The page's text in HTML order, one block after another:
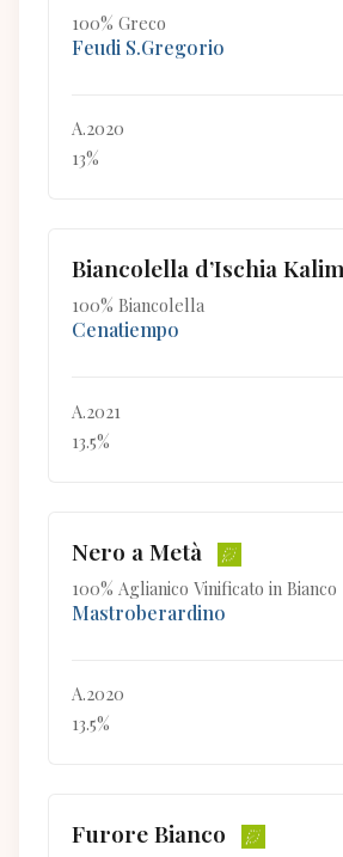
100% Greco
Feudi S.Gregorio
A.2020
13%
Biancolella d’Ischia
100% Biancolella
Cenatiempo
A.2021
13.5%
Nero a Metà
100% Aglianico Vinificato in Bianco
Mastroberardino
A.2020
13.5%
Furore Bianco